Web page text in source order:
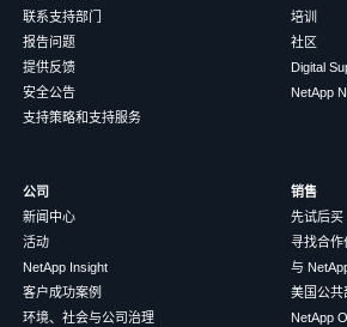
联系支持部门
报告问题
提供反馈
安全公告
支持策略和支持服务
培训
社区
Digital
NetApp
公司
新闻中心
活动
NetApp Insight
客户成功案例
环境、社会与公司治理
销售
先试后买
寻找合作
与
美国公共
NetApp